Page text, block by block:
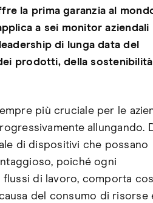
la prima garanzia al
a sei monitor aziendali
di lunga data del
prodotti, della
più cruciale per le
allungando.
di dispositivi che possano
poiché ogni
di lavoro, comporta
del consumo di risorse